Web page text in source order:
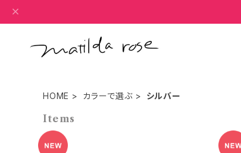
HOME カラーで選ぶ シルバー
Items